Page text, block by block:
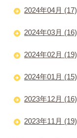
2024年04月 (17)
2024年03月 (16)
2024年02月 (19)
2024年01月 (15)
2023年12月 (16)
2023年11月 (19)